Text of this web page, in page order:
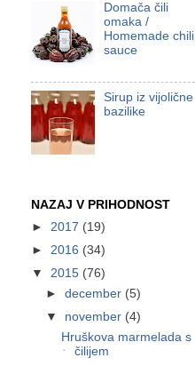
Domača čili
omaka /
Homemade chili
sauce
Sirup iz vijolične
bazilike
NAZAJ V PRIHODNOST
► 2017 (19)
► 2016 (34)
▼ 2015 (76)
►december (5)
▼ november (4)
Hruškova marmelada s
čilijem